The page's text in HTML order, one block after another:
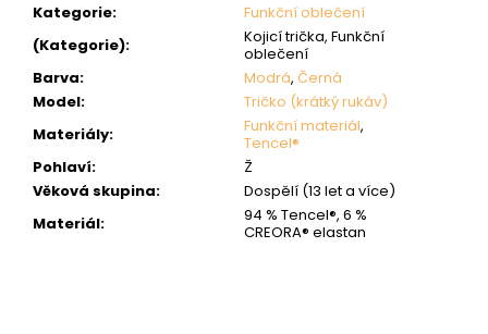
Kategorie:
Funkční oblečení
(Kategorie):
Kojicí trička, Funkční
oblečení
Barva: Modrá, Černá
Model:
Tričko (krátký rukáv)
Materiály: Funkční materiál,
Tencel®
Pohlaví:
Ž
Věková skupina:
Dospělí (13 let a více)
Materiál:
94 % Tencel®, 6 %
CREORA® elastan